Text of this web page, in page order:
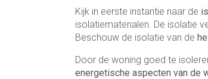
Kijk in eerste instantie naar de
isolatiematerialen. De isolatie
Beschouw de isolatie van de
Door de woning goed te
energetische aspecten van de